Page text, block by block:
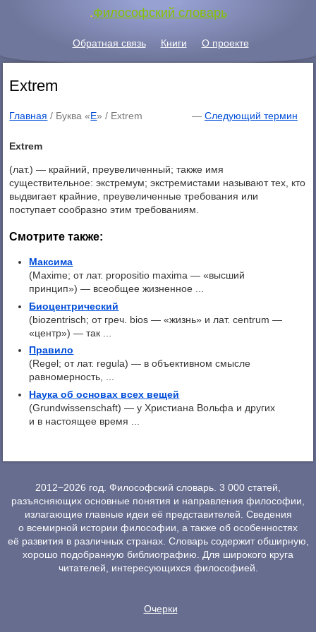
.Философский словарь
Обратная связь Книги О проекте
Extrem
Главная / Буква «E» / Extrem — Следующий термин
Extrem
(лат.) — крайний, преувеличенный; также имя
существительное: экстремум; экстремистами называют тех, кто
выдвигает крайние, преувеличенные требования или
поступает сообразно этим требованиям.
Смотрите также:
Максима
(Maxime; от лат. propositio maxima — «высший
принцип») — всеобщее жизненное ...
Биоцентрический
(biozentrisch; от греч. bios — «жизнь» и лат. centrum —
«центр») — так ...
Правило
(Regel; от лат. regula) — в объективном смысле
равномерность, ...
Наука об основах всех вещей
(Grundwissenschaft) — у Христиана Вольфа и других
и в настоящее время ...
2012−2026 год. Философский словарь. 3 000 статей,
разъясняющих основные понятия и направления философии,
излагающие главные идеи её представителей. Сведения
о всемирной истории философии, а также об особенностях
её развития в различных странах. Словарь содержит обширную,
хорошо подобранную библиографию. Для широкого круга
читателей, интересующихся философией.
Очерки